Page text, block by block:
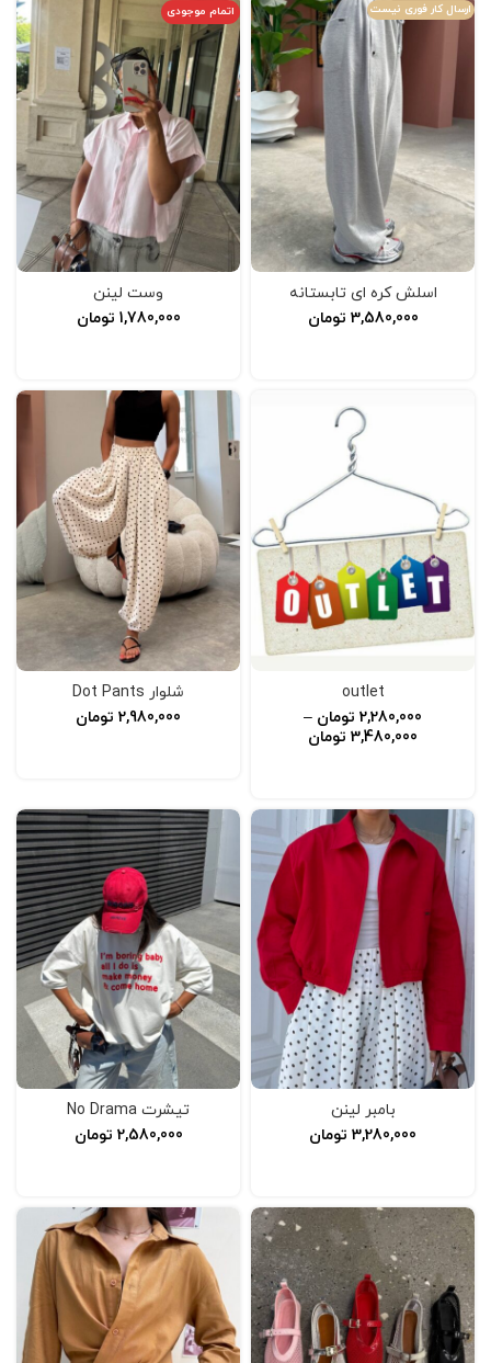
ارسال کار فوری نیست
اسلش کره ای تابستانه
3,580,000 تومان
اتمام موجودی
وست لینن
1,780,000 تومان
outlet
2,280,000 تومان –
3,480,000 تومان
شلوار Dot Pants
2,980,000 تومان
بامبر لینن
3,280,000 تومان
تیشرت No Drama
2,580,000 تومان